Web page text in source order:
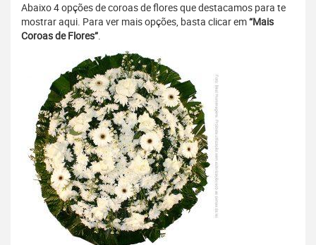
Abaixo 4 opções de coroas de flores que destacamos para te
mostrar aqui. Para ver mais opções, basta clicar em“Mais
Coroas de Flores”.